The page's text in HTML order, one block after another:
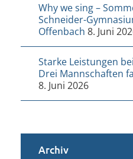
Why we sing –
Schneider-
Offenbach 8. Juni
Starke Leistungen
Drei Mannschaften
8. Juni 2026
Archiv